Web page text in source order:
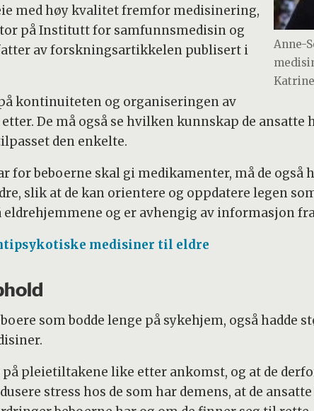
Anne-
med høy kvalitet fremfor medisinering,
på Institutt for samfunnsmedisin og
av forskningsartikkelen publisert i
kontinuiteten og organiseringen av
De må også se hvilken kunnskap de ansatte
den enkelte.
for beboerne skal gi medikamenter, må de også
slik at de kan orientere og oppdatere legen
og er avhengig av informasjon
medisiner til eldre
som bodde lenge på sykehjem, også hadde
på pleietiltakene like etter ankomst, og at de
stress hos de som har demens, at de